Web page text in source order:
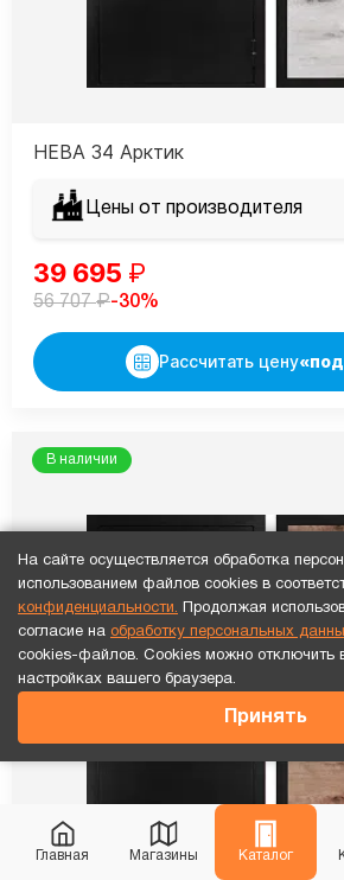
Главная Магазины Каталог
НЕВА 34 Арктик
Цены от производителя
39 695 ₽
56 707₽-30%
Рассчитать цену
В наличии
На сайте осуществляется обработка
использованием файлов cookies в
конфиденциальности. Продолжая
согласие на обработку персональных
cookies-файлов. Cookies можно отключить
настройках вашего браузера.
Принять